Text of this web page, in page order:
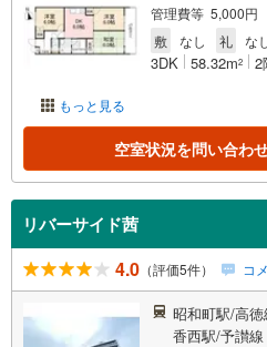
もっと見る
管理費等 5,000円
敷
なし 礼 な
3DK 58.32m2 2
空室状況を問い合わ
リバーサイド茜
4.0 （評価5件） コ
昭和町駅/高
香西駅/予讃